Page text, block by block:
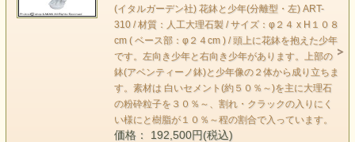
(イタルガーデン社) 花鉢と少年(分離型・左) ART-
310 / 材質：人工大理石製 / サイズ：φ２４ x H１０８
cm ( ベース部：φ２４cm ) / 頭上に花鉢を抱えた少年
です。左向き少年と右向き少年があります。上部の
鉢(アベンティーノ鉢)と少年像の２体から成り立ちま
す。素材は 白いセメント(約５０％～)を主に大理石
の粉砕粒子を３０％～、割れ・クラックの入りにく
い様にと樹脂が１０％～程の割合で入っています。
価格： 192,500円(税込)